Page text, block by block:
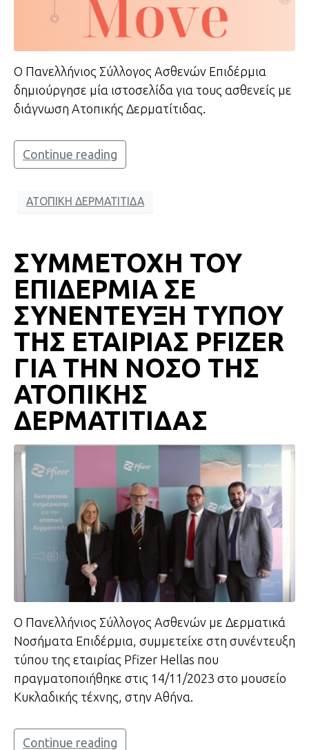
Ο Πανελλήνιος Σύλλογος Ασθενών Επιδέρμια
δημιούργησε μία ιστοσελίδα για τους ασθενείς με
διάγνωση Ατοπικής Δερματίτιδας.
Continue reading
ΑΤΟΠΙΚΗ ΔΕΡΜΑΤΙΤΙΔΑ
ΣΥΜΜΕΤΟΧΗ ΤΟΥ
ΕΠΙΔΕΡΜΙΑ ΣΕ
ΣΥΝΕΝΤΕΥΞΗ ΤΥΠΟΥ
ΤΗΣ ΕΤΑΙΡΙΑΣ PFIZER
ΓΙΑ ΤΗΝ ΝΟΣΟ ΤΗΣ
ΑΤΟΠΙΚΗΣ
ΔΕΡΜΑΤΙΤΙΔΑΣ
Ο Πανελλήνιος Σύλλογος Ασθενών με Δερματικά
Νοσήματα Επιδέρμια, συμμετείχε στη συνέντευξη
τύπου της εταιρίας Pfizer Hellas που
πραγματοποιήθηκε στις 14/11/2023 στο μουσείο
Κυκλαδικής τέχνης, στην Αθήνα.
Continue reading